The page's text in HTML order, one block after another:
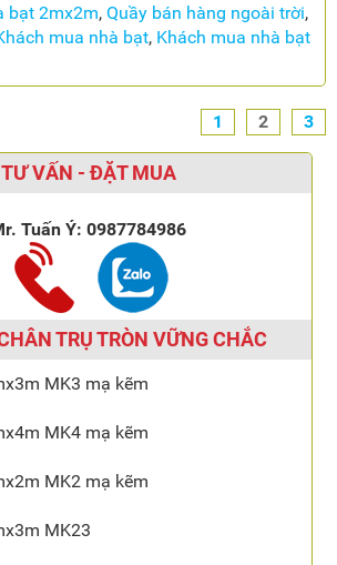
bạt 2mx2m, Quầy bán hàng ngoài trời,
mua nhà bạt, Khách mua nhà bạt
1 2 3
TƯ VẤN - ĐẶT MUA
Tuấn Ý:0987784986
TRỤ TRÒN VỮNG CHẮC
MK3 mạ kẽm
MK4 mạ kẽm
MK2 mạ kẽm
MK23